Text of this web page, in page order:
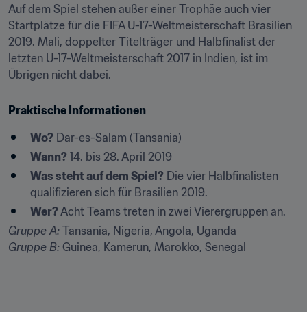
Auf dem Spiel stehen außer einer Trophäe auch vier
Startplätze für die FIFA U-17-Weltmeisterschaft Brasilien
2019. Mali, doppelter Titelträger und Halbfinalist der
letzten U-17-Weltmeisterschaft 2017 in Indien, ist im
Übrigen nicht dabei.
Praktische Informationen
Wo? Dar-es-Salam (Tansania)
Wann? 14. bis 28. April 2019
Was steht auf dem Spiel? Die vier Halbfinalisten
qualifizieren sich für Brasilien 2019.
Wer? Acht Teams treten in zwei Vierergruppen an.
Gruppe A:
Gruppe B: Guinea, Kamerun, Marokko, Senegal